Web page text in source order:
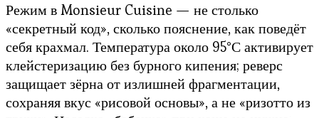
Режим в Monsieur Cuisine — не столько
«секретный код», сколько пояснение, как поведёт
себя крахмал. Температура около 95°С активирует
клейстеризацию без бурного кипения; реверс
защищает зёрна от излишней фрагментации,
сохраняя вкус «рисовой основы», а не «ризотто из